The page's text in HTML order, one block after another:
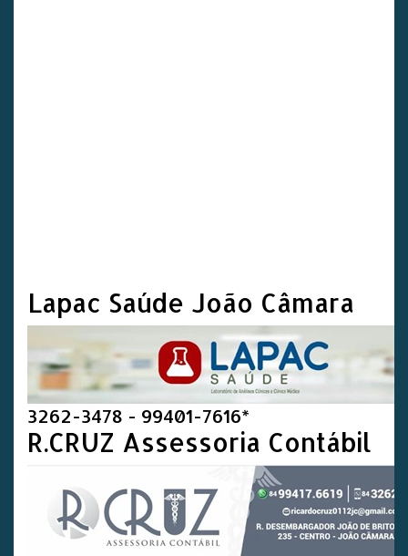
Lapac Saúde João Câmara
3262-3478 - 99401-7616*
R.CRUZ Assessoria Contábil